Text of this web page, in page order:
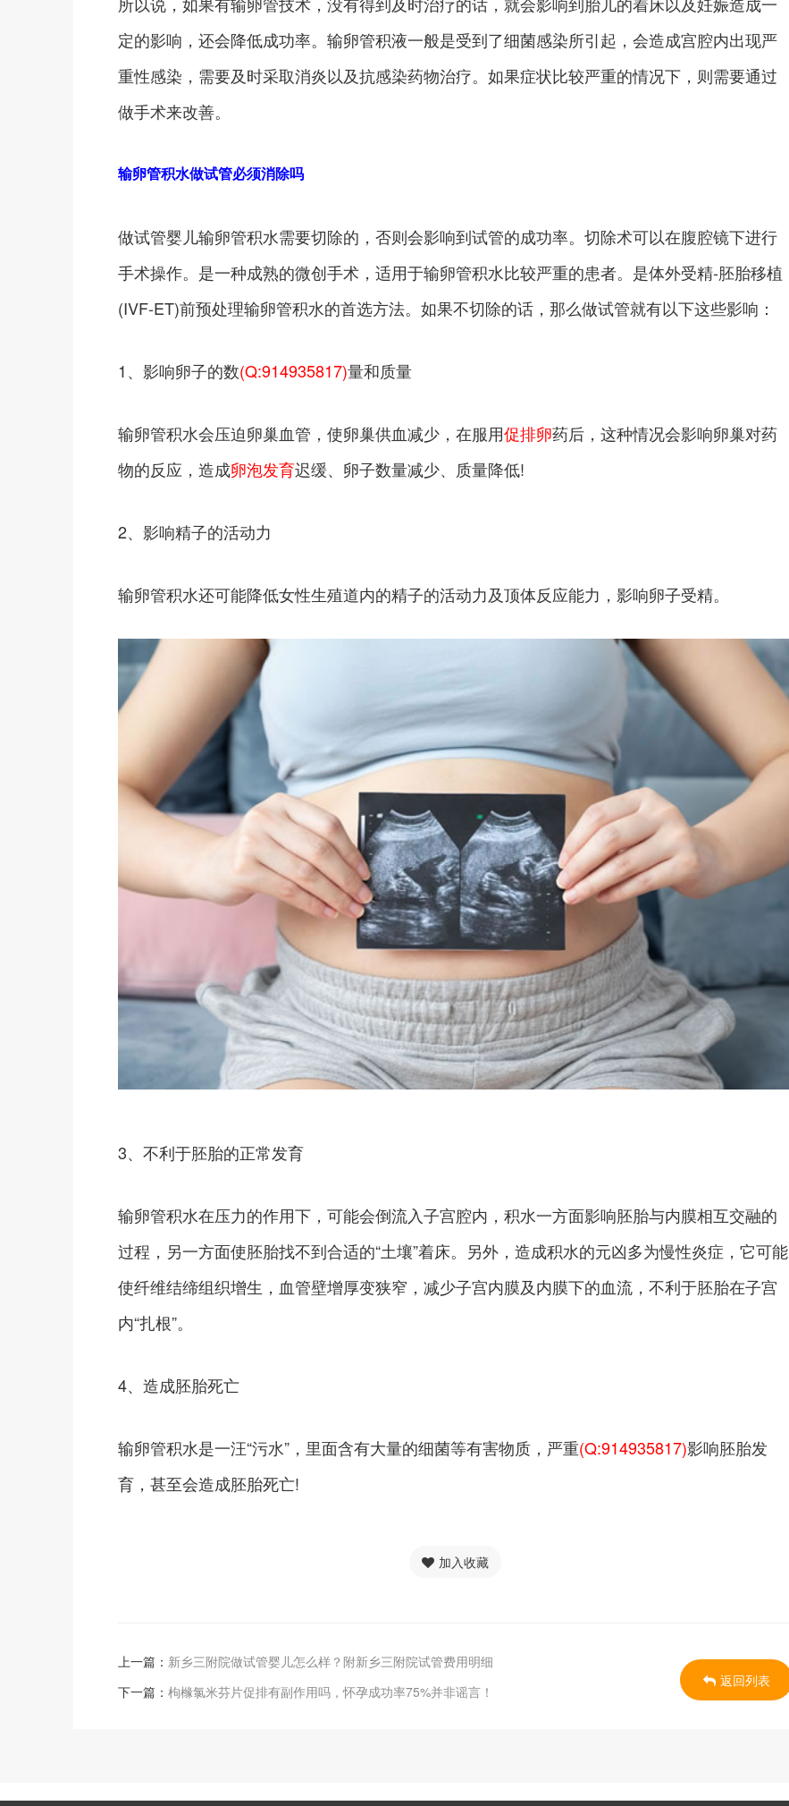
定的影响，还会降低成功率。输卵管积液一般是受到了细菌感染所引起，会造成宫腔内出现严
重性感染，需要及时采取消炎以及抗感染药物治疗。如果症状比较严重的情况下，则需要通过
做手术来改善。
输卵管积水做试管必须消除吗
做试管婴儿输卵管积水需要切除的，否则会影响到试管的成功率。切除术可以在腹腔镜下进行
手术操作。是一种成熟的微创手术，适用于输卵管积水比较严重的患者。是体外受精-胚胎移植
(IVF-ET)前预处理输卵管积水的首选方法。如果不切除的话，那么做试管就有以下这些影响：
1、影响卵子的数(Q:914935817)量和质量
输卵管积水会压迫卵巢血管，使卵巢供血减少，在服用促排卵药后，这种情况会影响卵巢对药
物的反应，造成卵泡发育迟缓、卵子数量减少、质量降低!
2、影响精子的活动力
输卵管积水还可能降低女性生殖道内的精子的活动力及顶体反应能力，影响卵子受精。
3、不利于胚胎的正常发育
输卵管积水在压力的作用下，可能会倒流入子宫腔内，积水一方面影响胚胎与内膜相互交融的
过程，另一方面使胚胎找不到合适的“土壤”着床。另外，造成积水的元凶多为慢性炎症，它可能
使纤维结缔组织增生，血管壁增厚变狭窄，减少子宫内膜及内膜下的血流，不利于胚胎在子宫
内“扎根”。
4、造成胚胎死亡
输卵管积水是一汪“污水”，里面含有大量的细菌等有害物质，严重(Q:914935817)影响胚胎发
育，甚至会造成胚胎死亡!
加入收藏
上一篇： 新乡三附院做试管婴儿怎么样？附新乡三附院试管费用明细
下一篇： 枸橼氯米芬片促排有副作用吗，怀孕成功率75%并非谣言！
返回列表